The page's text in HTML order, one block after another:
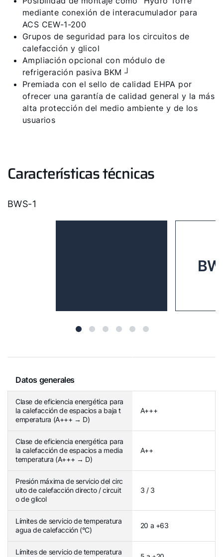
mediante conexión de interacumulador para
ACS CEW-1-200
Grupos de seguridad para los circuitos de
calefacción y glicol
Ampliación opcional con módulo de
refrigeración pasiva BKM ┘
Premiada con el sello de calidad EHPA por
ofrecer una garantía de calidad general y la más
alta protección del medio ambiente y de los
usuarios
Características técnicas
BWS-1
Datos generales
Clase de eficiencia energética para
la calefacción de espacios a baja t
emperatura (A+++ → D)
A+++
Clase de eficiencia energética para
la calefacción de espacios a media
temperatura (A+++ → D)
A++
Presión máxima de servicio del circ
uito de calefacción directo / circuit
o de glicol
3 / 3
Límites de servicio de temperatura
agua de calefacción (°C)
20 a +63
Límites de servicio de temperatura
¡Hola!
¿Cómo podemos ayudarte?
Servicio al cliente
Herramientas
Servicio App